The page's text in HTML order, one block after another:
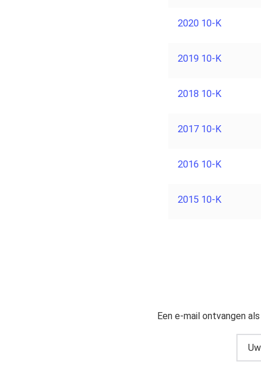
2020 10-K
2019 10-K
2018 10-K
2017 10-K
2016 10-K
2015 10-K
Een e-mail ontvangen